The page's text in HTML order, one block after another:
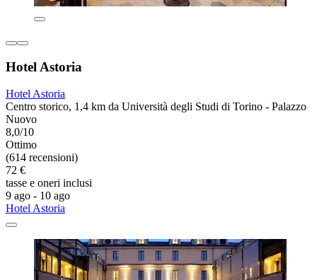
Hotel Astoria
Hotel Astoria
Centro storico, 1,4 km da Università degli Studi di Torino - Palazzo
Nuovo
8,0/10
Ottimo
(614 recensioni)
72 €
tasse e oneri inclusi
9 ago - 10 ago
Hotel Astoria